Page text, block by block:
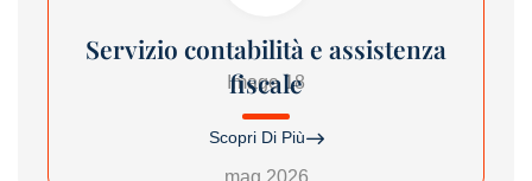
Servizio contabilità e assistenza
fiscale
Scopri Di Più